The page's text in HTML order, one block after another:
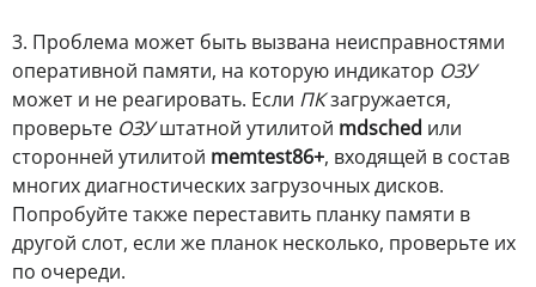
3. Проблема может быть вызвана неисправностями
оперативной памяти, на которую индикатор ОЗУ
может и не реагировать. Если ПКзагружается,
проверьте ОЗУштатной утилитой mdsched или
сторонней утилитой memtest86+, входящей в состав
многих диагностических загрузочных дисков.
Попробуйте также переставить планку памяти в
другой слот, если же планок несколько, проверьте их
по очереди.